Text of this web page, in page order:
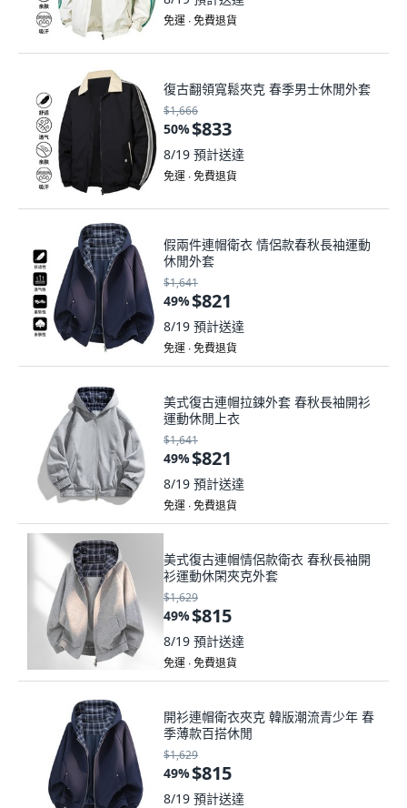
免運 ∙ 免費退貨
復古翻領寬鬆夾克 春季男士休閒外套
$1,666
50%$833
8/19 預計送達
免運 ∙ 免費退貨
假兩件連帽衛衣 情侶款春秋長袖運動
休閒外套
$1,641
49%$821
8/19 預計送達
免運 ∙ 免費退貨
美式復古連帽拉鍊外套 春秋長袖開衫
運動休閒上衣
$1,641
49%$821
8/19 預計送達
免運 ∙ 免費退貨
美式復古連帽情侶款衛衣 春秋長袖開
衫運動休閑夾克外套
$1,629
49%$815
8/19 預計送達
免運 ∙ 免費退貨
開衫連帽衛衣夾克 韓版潮流青少年 春
季薄款百搭休閒
$1,629
49%$815
8/19 預計送達